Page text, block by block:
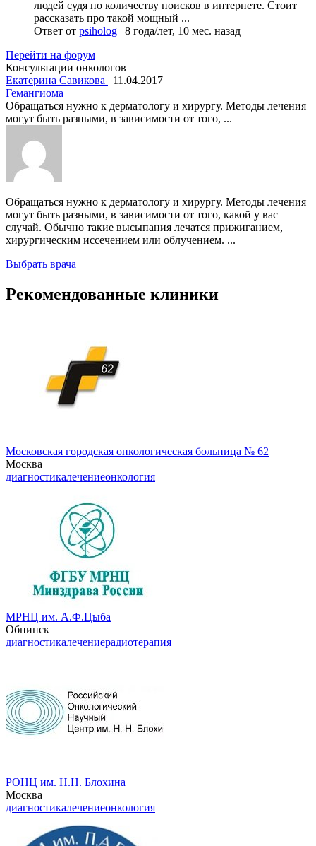
людей судя по количеству поисков в интернете. Стоит
рассказать про такой мощный ...
Ответ от psiholog | 8 года/лет, 10 мес. назад
Перейти на форум
Консультации онкологов
Екатерина Савикова | 11.04.2017
Гемангиома
Обращаться нужно к дерматологу и хирургу. Методы лечения
могут быть разными, в зависимости от того, ...
Обращаться нужно к дерматологу и хирургу. Методы лечения
могут быть разными, в зависимости от того, какой у вас
случай. Обычно такие высыпания лечатся прижиганием,
хирургическим иссечением или облучением. ...
Выбрать врача
Рекомендованные клиники
Московская городская онкологическая больница № 62
Москва
диагностикалечениеонкология
МРНЦ им. А.Ф.Цыба
Обнинск
диагностикалечениерадиотерапия
РОНЦ им. Н.Н. Блохина
Москва
диагностикалечениеонкология